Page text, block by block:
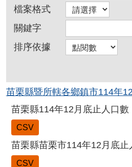
檔案格式
關鍵字
排序依據
苗栗縣暨所轄各鄉鎮市114年
苗栗縣114年12月底止人口數
CSV
苗栗縣苗栗市114年12月底止
CSV